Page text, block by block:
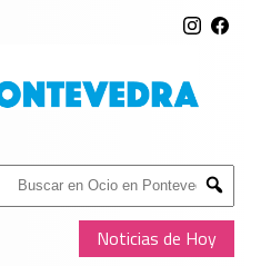
Buscar:
Submit
Noticias de Hoy